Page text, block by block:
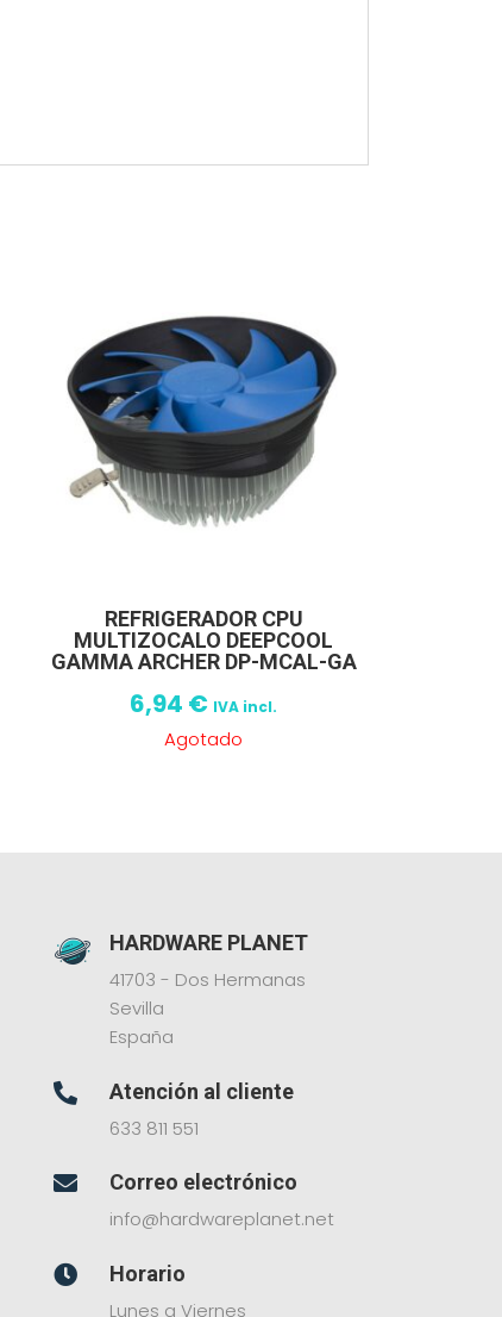
REFRIGERADOR CPU
MULTIZOCALO DEEPCOOL
GAMMA ARCHER DP-MCAL-GA
6,94 € IVA incl.
Agotado
HARDWARE PLANET
41703 - Dos Hermanas
Sevilla
España

Atención al cliente
633 811 551

Correo electrónico
info@hardwareplanet.net

Horario
Lunes a Viernes